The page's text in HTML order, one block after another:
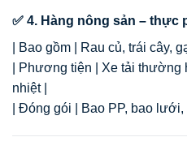
✅ 4. Hàng nông sản – thực
| Bao gồm | Rau củ, trái cây,
| Phương tiện | Xe tải
nhiệt |
| Đóng gói | Bao PP, bao lưới,